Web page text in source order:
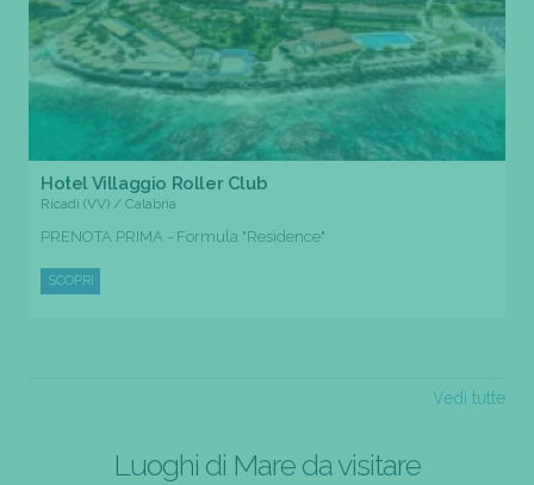
Hotel Villaggio Roller Club
Ricadi (VV) / Calabria
PRENOTA PRIMA - Formula "Residence"
SCOPRI
Vedi tutte
Luoghi di Mare da visitare